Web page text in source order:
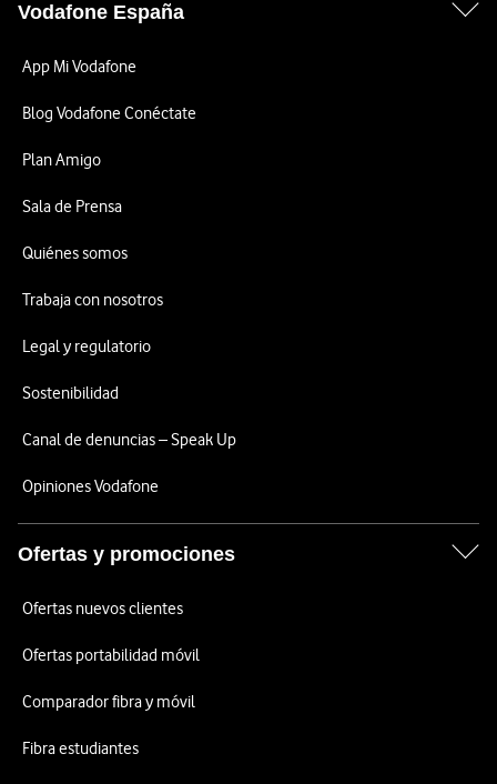
Vodafone España
App Mi Vodafone
Blog Vodafone Conéctate
Plan Amigo
Sala de Prensa
Quiénes somos
Trabaja con nosotros
Legal y regulatorio
Sostenibilidad
Canal de denuncias – Speak Up
Opiniones Vodafone
Ofertas y promociones
Ofertas nuevos clientes
Ofertas portabilidad móvil
Comparador fibra y móvil
Fibra estudiantes